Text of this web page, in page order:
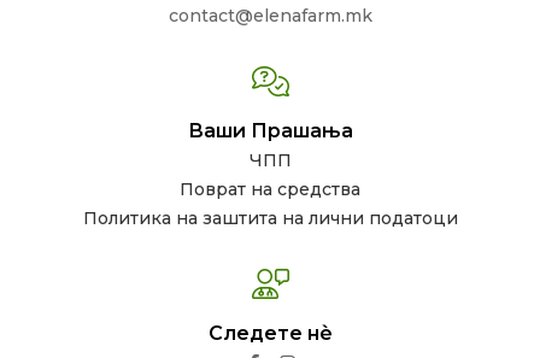
contact@elenafarm.mk
Ваши Прашања
ЧПП
Поврат на средства
Политика на заштита на лични податоци
Следете нѐ